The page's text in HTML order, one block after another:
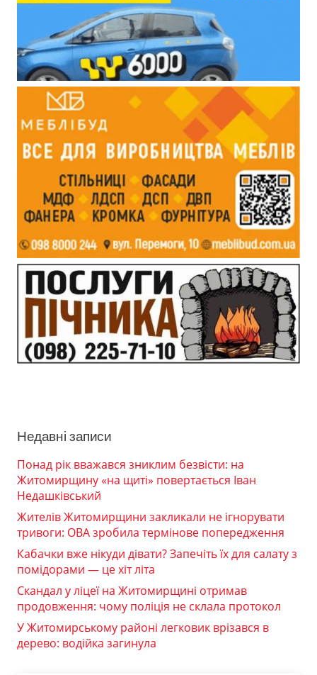
Недавні записи
Понад рік вважався зниклим безвісти: на
Житомирщину «на щиті» повертається Іван
Недашківський
Жителів Житомирщини закликали не ігнорувати
тривоги: ОВА зробила термінове попередження
Кабачки вже нікуди дівати? Запечіть їх для салату з
помідорами — це хіт літа
Скандал у ліцеї на Житомирщині отримав
продовження: чому поліція не склала протокол
У Житомирському районі легковик врізався в
дерево: водійка загинула